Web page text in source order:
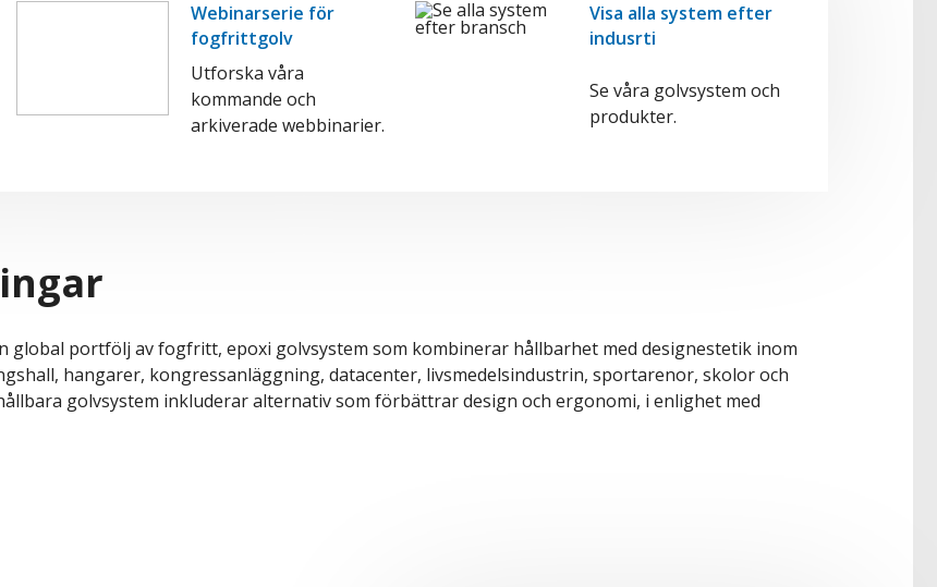
Webinarserie för
fogfrittgolv
Utforska våra
kommande och
arkiverade webbinarier.
Visa alla system efter
indusrti
Se våra golvsystem och
produkter.
global portfölj av fogfritt, epoxi golvsystem som kombinerar hållbarhet med designestetik inom
hangarer, kongressanläggning, datacenter, livsmedelsindustrin, sportarenor, skolor och
golvsystem inkluderar alternativ som förbättrar design och ergonomi, i enlighet med